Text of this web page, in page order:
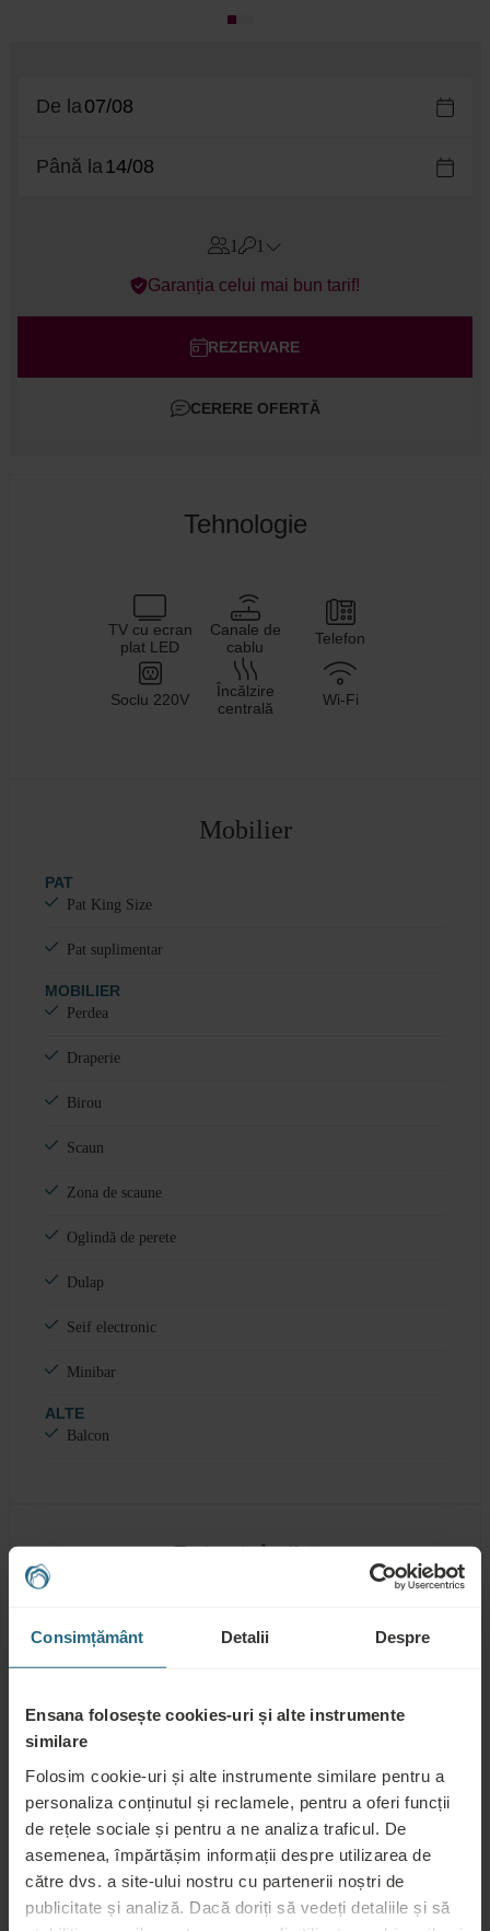
Consimțământ Detalii Despre
Ensana folosește cookies-uri și alte instrumente
similare
Folosim cookie-uri și alte instrumente similare pentru a
personaliza conținutul și reclamele, pentru a oferi funcții
de rețele sociale și pentru a ne analiza traficul. De
asemenea, împărtășim informații despre utilizarea de
către dvs. a site-ului nostru cu partenerii noștri de
publicitate și analiză. Dacă doriți să vedeți detaliile și să
De la
Până la
1 1
Errors?
Copii
Garanția celui mai bun tarif!
REZERVARE
CERERE OFERTĂ
Tehnologie
TV cu ecran
plat LED
Canale de
cablu
Telefon
Soclu 220V
Încălzire
centrală
Wi-Fi
Mobilier
PAT
Pat King Size
Pat suplimentar
MOBILIER
Perdea
Draperie
Birou
Scaun
Zona de scaune
Oglindă de perete
Dulap
Seif electronic
Minibar
ALTE
Balcon
Baie și dotări
Oglindă cosmetică
Papuci de casă
Prosoape pentru Spa & Wellness
Geantă spa